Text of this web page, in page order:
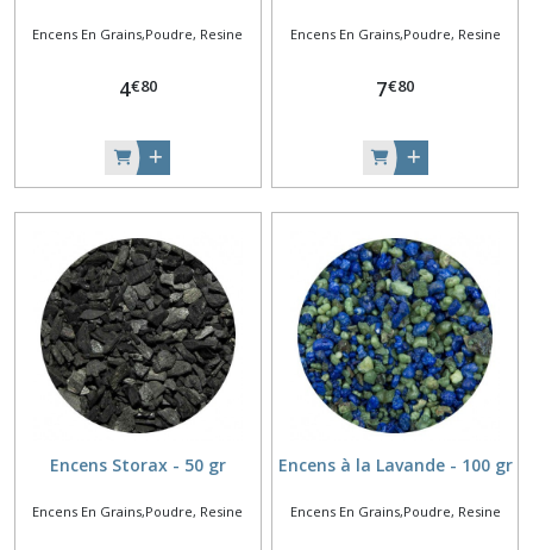
Encens En Grains,Poudre, Resine
4€80
Encens En Grains,Poudre, Resine
7€80
Encens Storax - 50 gr
Encens En Grains,Poudre, Resine
Encens à la Lavande - 100 gr
Encens En Grains,Poudre, Resine